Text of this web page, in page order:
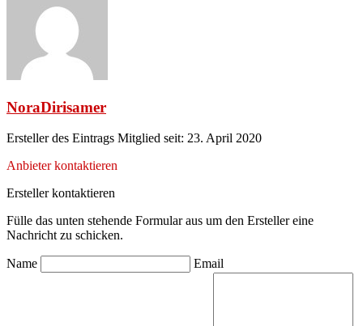
NoraDirisamer
Ersteller des Eintrags Mitglied seit: 23. April 2020
Anbieter kontaktieren
Ersteller kontaktieren
Fülle das unten stehende Formular aus um den Ersteller eine
Nachricht zu schicken.
Name Email